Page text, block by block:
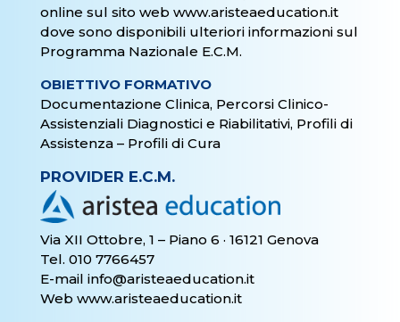
online sul sito web www.aristeaeducation.it
dove sono disponibili ulteriori informazioni sul
Programma Nazionale E.C.M.
OBIETTIVO FORMATIVO
Documentazione Clinica, Percorsi Clinico-
Assistenziali Diagnostici e Riabilitativi, Profili di
Assistenza – Profili di Cura
PROVIDER E.C.M.
Via XII Ottobre, 1 – Piano 6 · 16121 Genova
Tel. 010 7766457
E-mail info@aristeaeducation.it
Web www.aristeaeducation.it